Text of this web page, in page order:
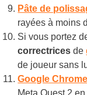
Pâte de
rayées à moins
Si vous portez
correctrices de
de joueur sans
Google
Meta Quest 2